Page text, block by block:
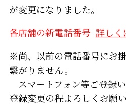
が変更になりました。
各店舗の新電話番号 詳しく
※尚、以前の電話番号にお
繋がりません。
スマートフォン等ご登録い
登録変更の程よろしくお願